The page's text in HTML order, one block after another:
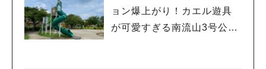
ョン爆上がり！カエル遊具
が可愛すぎる南流山3号公園